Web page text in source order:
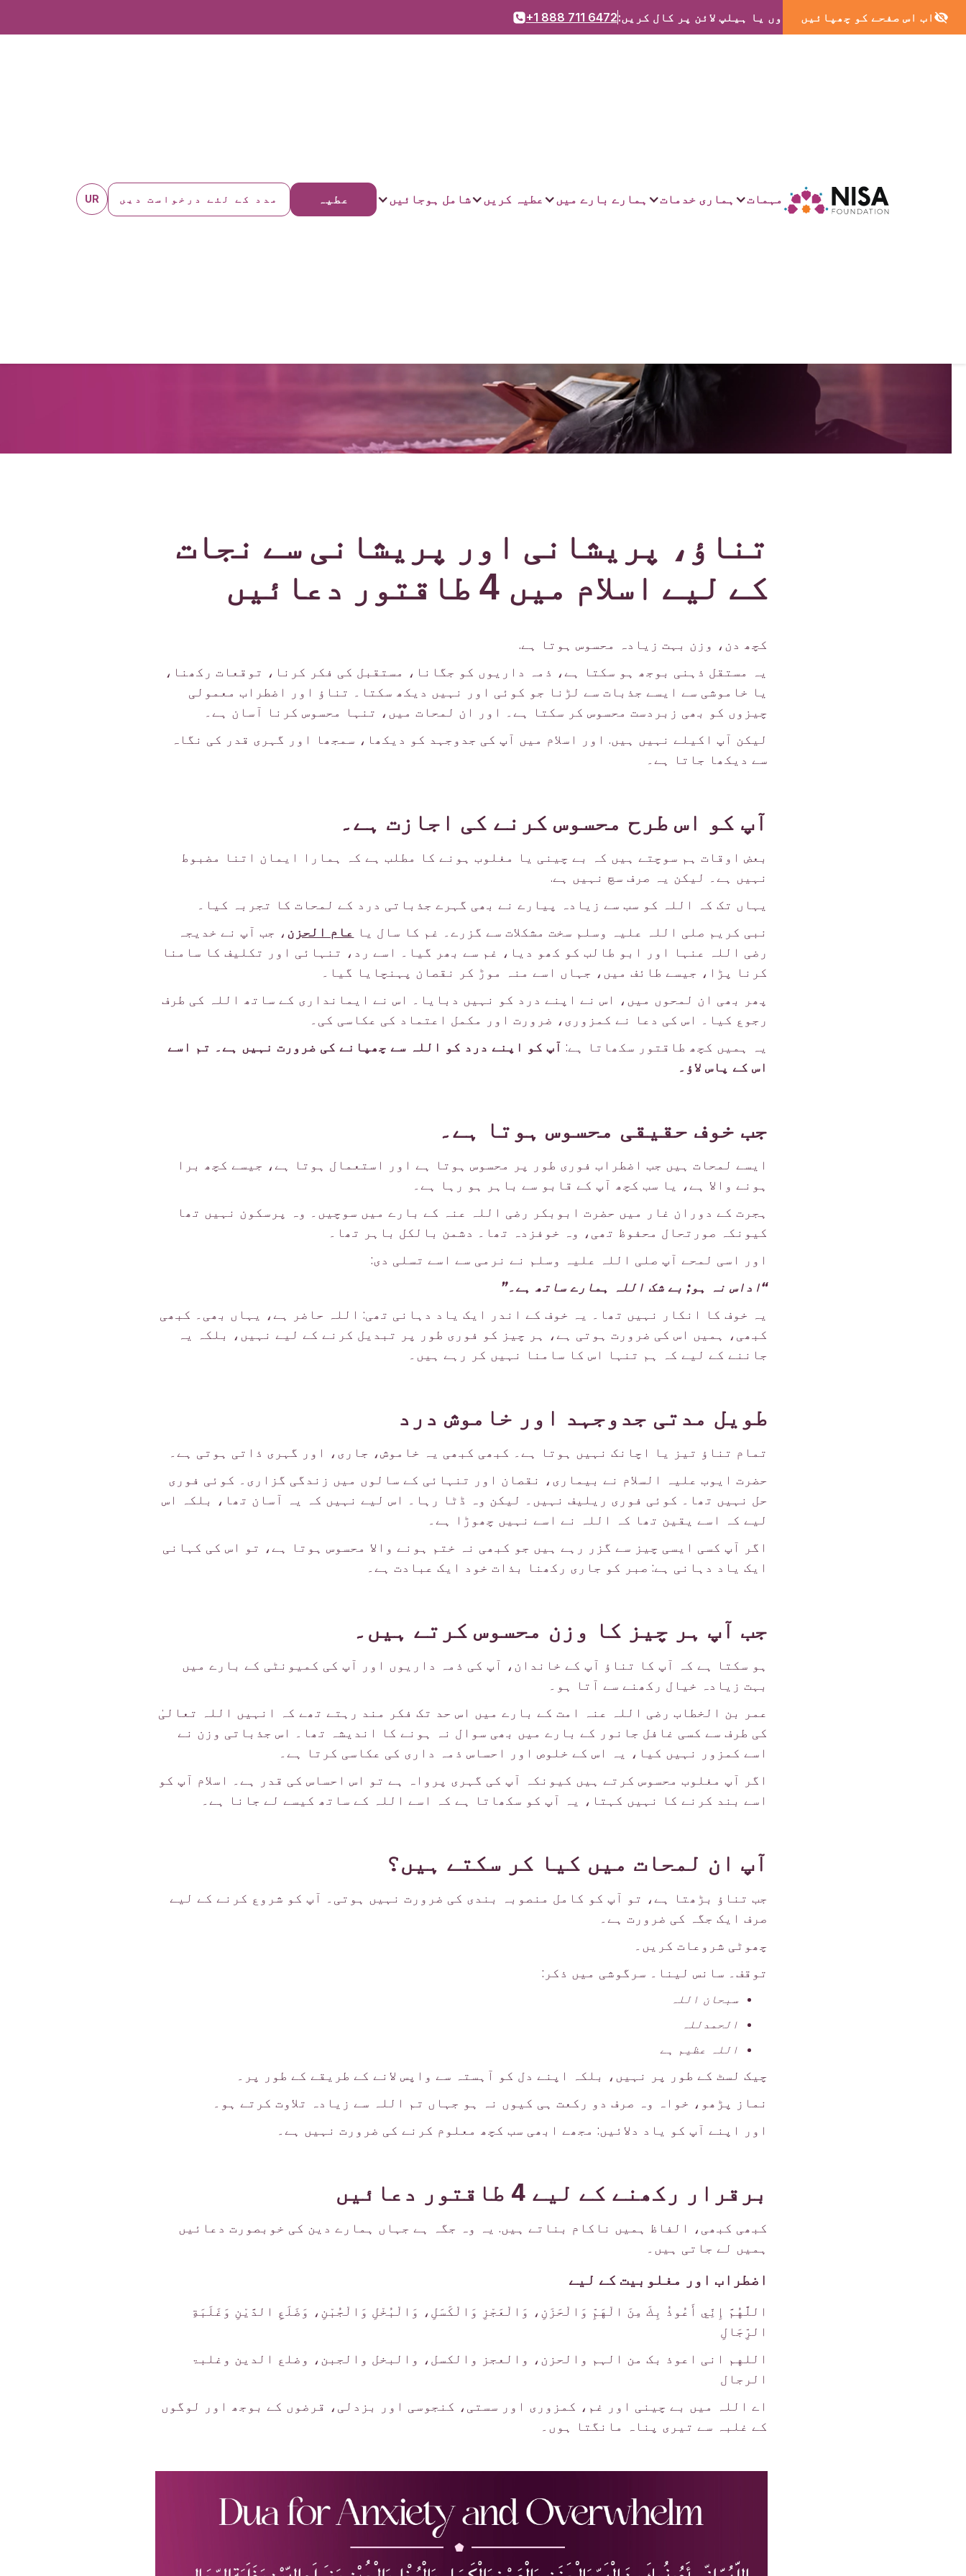
ہمارے گھروں یا ہیلپ لائن پر کال کریں:+1 888 711 6472 اب اس صفحے کو چھپائیں
مہمات ہماری خدمات ہمارے بارے میں عطیہ کریں شامل ہوجائیں عطیہ مدد کے لئے درخواست دیں UR
تناؤ، پریشانی اور پریشانی سے نجات
کے لیے اسلام میں 4 طاقتور دعائیں
کچھ دن، وزن بہت زیادہ محسوس ہوتا ہے.
یہ مستقل ذہنی بوجھ ہو سکتا ہے، ذمہ داریوں کو جگانا، مستقبل کی فکر کرنا، توقعات رکھنا،
یا خاموشی سے ایسے جذبات سے لڑنا جو کوئی اور نہیں دیکھ سکتا۔ تناؤ اور اضطراب معمولی
چیزوں کو بھی زبردست محسوس کر سکتا ہے۔ اور ان لمحات میں، تنہا محسوس کرنا آسان ہے۔
لیکن آپ اکیلے نہیں ہیں. اور اسلام میں آپ کی جدوجہد کو دیکھا، سمجھا اور گہری قدر کی نگاہ
سے دیکھا جاتا ہے۔
آپ کو اس طرح محسوس کرنے کی اجازت ہے۔
بعض اوقات ہم سوچتے ہیں کہ بے چینی یا مغلوب ہونے کا مطلب ہے کہ ہمارا ایمان اتنا مضبوط
نہیں ہے۔ لیکن یہ صرف سچ نہیں ہے.
یہاں تک کہ اللہ کو سب سے زیادہ پیارے نے بھی گہرے جذباتی درد کے لمحات کا تجربہ کیا۔
نبی کریم صلی اللہ علیہ وسلم سخت مشکلات سے گزرے۔ غم کا سال یا عام الحزن ، جب آپ نے خدیجہ
رضی اللہ عنہا اور ابو طالب کو کھو دیا، غم سے بھر گیا۔ اسے رد، تنہائی اور تکلیف کا سامنا
کرنا پڑا، جیسے طائف میں، جہاں اسے منہ موڑ کر نقصان پہنچایا گیا۔
پھر بھی ان لمحوں میں، اس نے اپنے درد کو نہیں دبایا۔ اس نے ایمانداری کے ساتھ اللہ کی طرف
رجوع کیا۔ اس کی دعا نے کمزوری، ضرورت اور مکمل اعتماد کی عکاسی کی۔
یہ ہمیں کچھ طاقتور سکھاتا ہے: آپ کو اپنے درد کو اللہ سے چھپانے کی ضرورت نہیں ہے۔ تم اسے
اس کے پاس لاؤ۔
جب خوف حقیقی محسوس ہوتا ہے۔
ایسے لمحات ہیں جب اضطراب فوری طور پر محسوس ہوتا ہے اور استعمال ہوتا ہے، جیسے کچھ برا
ہونے والا ہے، یا سب کچھ آپ کے قابو سے باہر ہو رہا ہے۔
ہجرت کے دوران غار میں حضرت ابوبکر رضی اللہ عنہ کے بارے میں سوچیں۔ وہ پرسکون نہیں تھا
کیونکہ صورتحال محفوظ تھی، وہ خوفزدہ تھا۔ دشمن بالکل باہر تھا۔
اور اسی لمحے آپ صلی اللہ علیہ وسلم نے نرمی سے اسے تسلی دی:
“اداس نہ ہو; بے شک اللہ ہمارے ساتھ ہے۔”
یہ خوف کا انکار نہیں تھا۔ یہ خوف کے اندر ایک یاد دہانی تھی: اللہ حاضر ہے، یہاں بھی۔ کبھی
کبھی، ہمیں اس کی ضرورت ہوتی ہے، ہر چیز کو فوری طور پر تبدیل کرنے کے لیے نہیں، بلکہ یہ
جاننے کے لیے کہ ہم تنہا اس کا سامنا نہیں کر رہے ہیں۔
طویل مدتی جدوجہد اور خاموش درد
تمام تناؤ تیز یا اچانک نہیں ہوتا ہے۔ کبھی کبھی یہ خاموش، جاری، اور گہری ذاتی ہوتی ہے۔
حضرت ایوب علیہ السلام نے بیماری، نقصان اور تنہائی کے سالوں میں زندگی گزاری۔ کوئی فوری
حل نہیں تھا۔ کوئی فوری ریلیف نہیں۔ لیکن وہ ڈٹا رہا۔ اس لیے نہیں کہ یہ آسان تھا، بلکہ اس
لیے کہ اسے یقین تھا کہ اللہ نے اسے نہیں چھوڑا ہے۔
اگر آپ کسی ایسی چیز سے گزر رہے ہیں جو کبھی نہ ختم ہونے والا محسوس ہوتا ہے، تو اس کی کہانی
ایک یاد دہانی ہے: صبر کو جاری رکھنا بذات خود ایک عبادت ہے۔
جب آپ ہر چیز کا وزن محسوس کرتے ہیں۔
ہو سکتا ہے کہ آپ کا تناؤ آپ کے خاندان، آپ کی ذمہ داریوں اور آپ کی کمیونٹی کے بارے میں
بہت زیادہ خیال رکھنے سے آتا ہو۔
عمر بن الخطاب رضی اللہ عنہ امت کے بارے میں اس حد تک فکر مند رہتے تھے کہ انہیں اللہ تعالیٰ
کی طرف سے کسی غافل جانور کے بارے میں بھی سوال نہ ہونے کا اندیشہ تھا۔ اس جذباتی وزن نے
اسے کمزور نہیں کیا، یہ اس کے خلوص اور احساس ذمہ داری کی عکاسی کرتا ہے۔
اگر آپ مغلوب محسوس کرتے ہیں کیونکہ آپ کی گہری پرواہ ہے تو اس احساس کی قدر ہے۔ اسلام آپ کو
اسے بند کرنے کا نہیں کہتا، یہ آپ کو سکھاتا ہے کہ اسے اللہ کے ساتھ کیسے لے جانا ہے۔
آپ ان لمحات میں کیا کر سکتے ہیں؟
جب تناؤ بڑھتا ہے، تو آپ کو کامل منصوبہ بندی کی ضرورت نہیں ہوتی۔ آپ کو شروع کرنے کے لیے
صرف ایک جگہ کی ضرورت ہے۔
چھوٹی شروعات کریں۔
توقف۔ سانس لینا۔ سرگوشی میں ذکر:
سبحان اللہ
الحمدللہ
اللہ عظیم ہے
چیک لسٹ کے طور پر نہیں، بلکہ اپنے دل کو آہستہ سے واپس لانے کے طریقے کے طور پر۔
نماز پڑھو، خواہ وہ صرف دو رکعت ہی کیوں نہ ہو جہاں تم اللہ سے زیادہ تلاوت کرتے ہو۔
اور اپنے آپ کو یاد دلائیں: مجھے ابھی سب کچھ معلوم کرنے کی ضرورت نہیں ہے۔
برقرار رکھنے کے لیے 4 طاقتور دعائیں
کبھی کبھی، الفاظ ہمیں ناکام بناتے ہیں. یہ وہ جگہ ہے جہاں ہمارے دین کی خوبصورت دعائیں
ہمیں لے جاتی ہیں۔
اضطراب اور مغلوبیت کے لیے
اللَّهُمَّ إِنِّي أَعُوذُ بِكَ مِنَ الْهَمِّ وَالْحَزَنِ، وَالْعَجْزِ وَالْكَسَلِ، وَالْبُخْلِ وَالْجُبْنِ، وَضَلَعِ الدَّيْنِ وَغَلَبَةِ
الرِّجَالِ
اللهم انی اعوذ بک من الہم والحزن، والعجز والکسل، والبخل والجبن، وضلع الدین وغلبۃ
الرجال
اے اللہ میں بے چینی اور غم، کمزوری اور سستی، کنجوسی اور بزدلی، قرضوں کے بوجھ اور لوگوں
کے غلبہ سے تیری پناہ مانگتا ہوں۔